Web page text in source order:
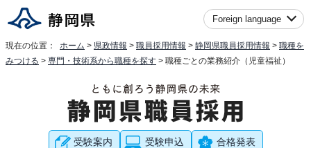
Foreign language
現在の位置： ホーム > 県政情報 > 職員採用情報 > 静岡県職員採用情報 > 職種を
みつける > 専門・技術系から職種を探す > 職種ごとの業務紹介（児童福祉）
受験案内 受験申込 合格発表